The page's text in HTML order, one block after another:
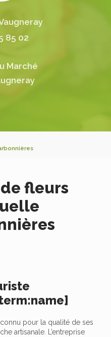
85 02
Marché
fleurs
pour la qualité de ses
artisanale. L’entreprise